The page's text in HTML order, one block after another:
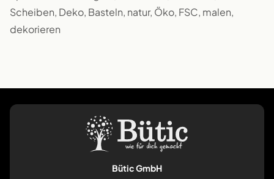
Scheiben, Deko, Basteln, natur, Öko, FSC, malen,
dekorieren
Bütic GmbH